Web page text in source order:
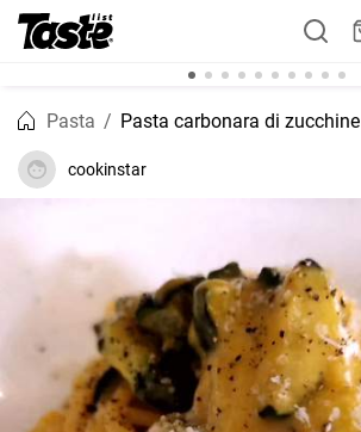
Pasta Pasta carbonara di zucchine
cookinstar